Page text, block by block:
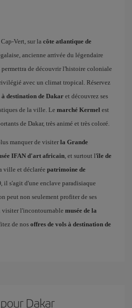
Vert, sur la côte atlantique de
ancienne arrivée du légendaire
permettra de découvrir l'histoire coloniale
avec un climat tropical. Réservez
à destination de Dakar et découvrez ses
de la ville. Le marché Kermel est
de Dakar, très animé et très coloré.
manquer de visiter la Grande
IFAN d'art africain, et surtout l'île de
ville et déclarée patrimoine de
il s'agit d'une enclave paradisiaque
peut non seulement profiter de ses
visiter l'incontournable musée de la
de nos offres de vols à destination de
Dakar